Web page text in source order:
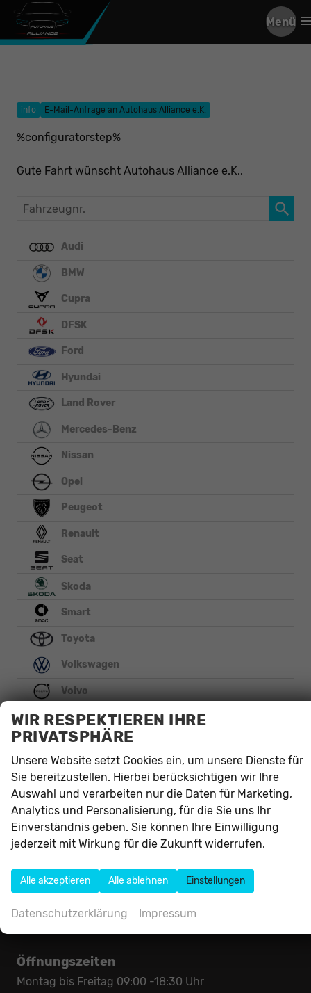
Menü
info E-Mail-Anfrage an Autohaus Alliance e.K.
%configuratorstep%
Gute Fahrt wünscht Autohaus Alliance e.K..
Fahrzeugnr.
Audi
BMW
Cupra
DFSK
Ford
Hyundai
Land Rover
Mercedes-Benz
Nissan
Opel
Peugeot
Renault
Seat
Skoda
Smart
Toyota
Volkswagen
Volvo
Anmelden
Autohaus Alliance e.K.
59302Oelde
Telefon:
02522-8312050
E-Mail:
info@autohausalliance.de
Öffnungszeiten
Montag bis Freitag 09:00 -18:30 Uhr
WIR RESPEKTIEREN IHRE
PRIVATSPHÄRE
Unsere Website setzt Cookies ein, um unsere Dienste für
Sie bereitzustellen. Hierbei berücksichtigen wir Ihre
Auswahl und verarbeiten nur die Daten für Marketing,
Analytics und Personalisierung, für die Sie uns Ihr
Einverständnis geben. Sie können Ihre Einwilligung
jederzeit mit Wirkung für die Zukunft widerrufen.
Alle akzeptieren Alle ablehnen Einstellungen
Datenschutzerklärung Impressum